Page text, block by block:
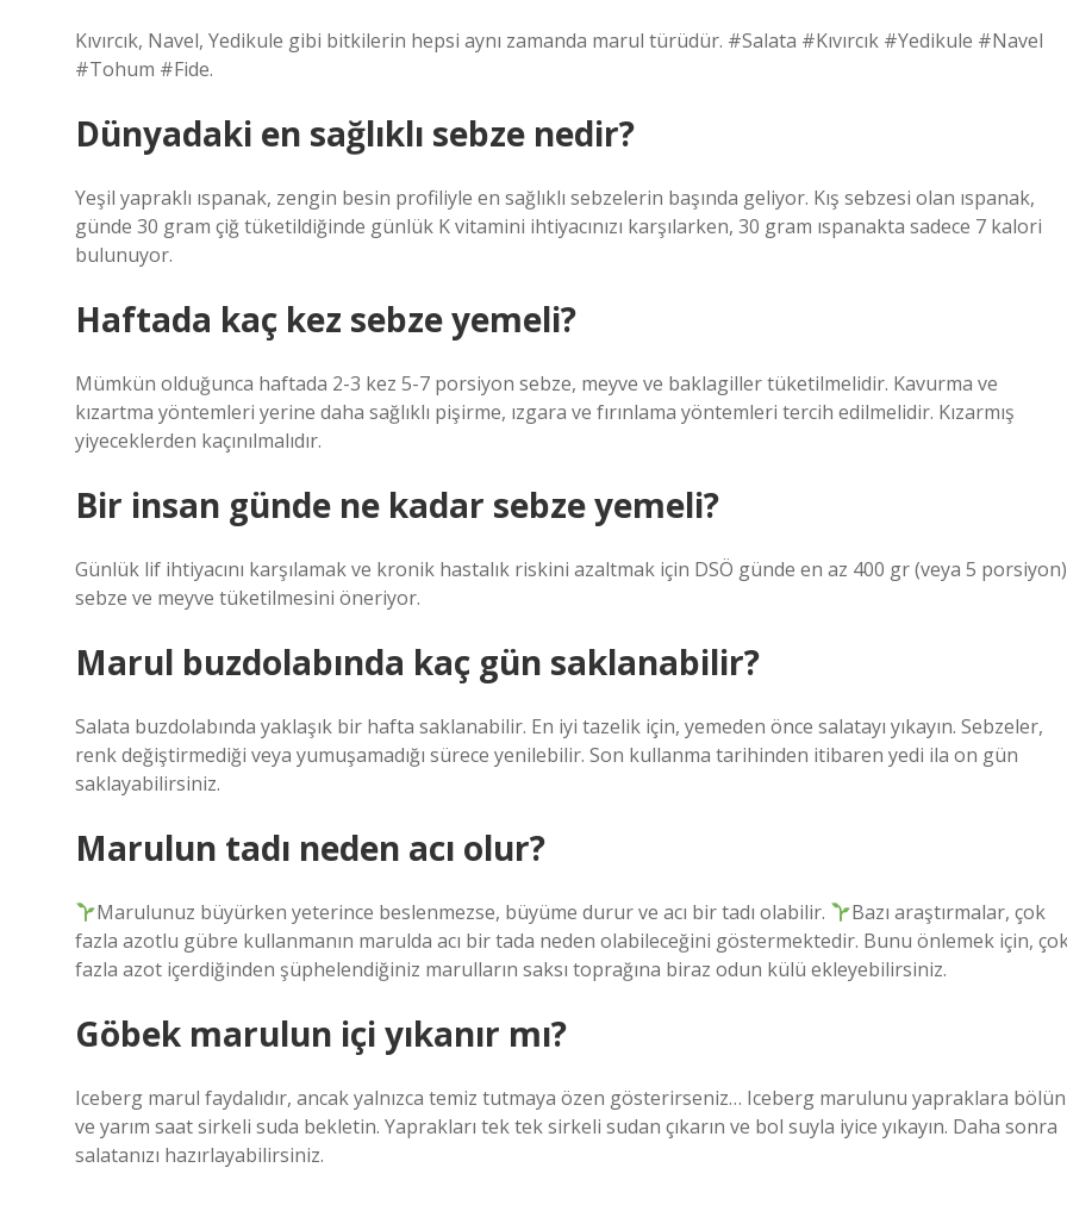
Kıvırcık, Navel, Yedikule gibi bitkilerin hepsi aynı zamanda marul türüdür. #Salata #Kıvırcık #Yedikule #Navel
#Tohum #Fide.
Dünyadaki en sağlıklı sebze nedir?
Yeşil yapraklı ıspanak, zengin besin profiliyle en sağlıklı sebzelerin başında geliyor. Kış sebzesi olan ıspanak,
günde 30 gram çiğ tüketildiğinde günlük K vitamini ihtiyacınızı karşılarken, 30 gram ıspanakta sadece 7 kalori
bulunuyor.
Haftada kaç kez sebze yemeli?
Mümkün olduğunca haftada 2-3 kez 5-7 porsiyon sebze, meyve ve baklagiller tüketilmelidir. Kavurma ve
kızartma yöntemleri yerine daha sağlıklı pişirme, ızgara ve fırınlama yöntemleri tercih edilmelidir. Kızarmış
yiyeceklerden kaçınılmalıdır.
Bir insan günde ne kadar sebze yemeli?
Günlük lif ihtiyacını karşılamak ve kronik hastalık riskini azaltmak için DSÖ günde en az 400 gr (veya 5 porsiyon)
sebze ve meyve tüketilmesini öneriyor.
Marul buzdolabında kaç gün saklanabilir?
Salata buzdolabında yaklaşık bir hafta saklanabilir. En iyi tazelik için, yemeden önce salatayı yıkayın. Sebzeler,
renk değiştirmediği veya yumuşamadığı sürece yenilebilir. Son kullanma tarihinden itibaren yedi ila on gün
saklayabilirsiniz.
Marulun tadı neden acı olur?
Marulunuz büyürken yeterince beslenmezse, büyüme durur ve acı bir tadı olabilir.
Bazı araştırmalar, çok
fazla azotlu gübre kullanmanın marulda acı bir tada neden olabileceğini göstermektedir. Bunu önlemek için,
fazla azot içerdiğinden şüphelendiğiniz marulların saksı toprağına biraz odun külü ekleyebilirsiniz.
Göbek marulun içi yıkanır mı?
Iceberg marul faydalıdır, ancak yalnızca temiz tutmaya özen gösterirseniz… Iceberg marulunu yapraklara bölün
ve yarım saat sirkeli suda bekletin. Yaprakları tek tek sirkeli sudan çıkarın ve bol suyla iyice yıkayın. Daha sonra
salatanızı hazırlayabilirsiniz.